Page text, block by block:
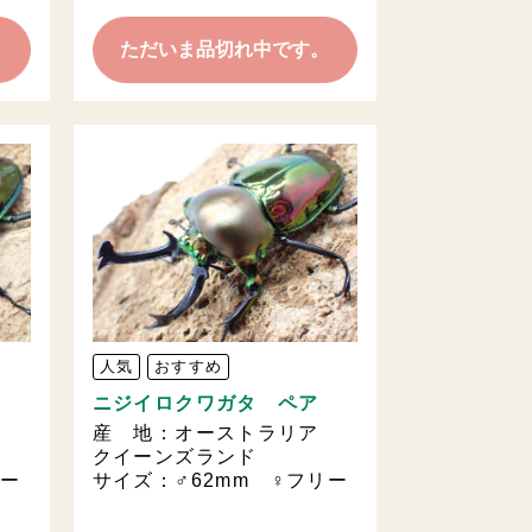
ただいま品切れ中です。
人気 おすすめ
ニジイロクワガタ ペア
産 地：オーストラリア
クイーンズランド
サイズ：♂62mm ♀フリー